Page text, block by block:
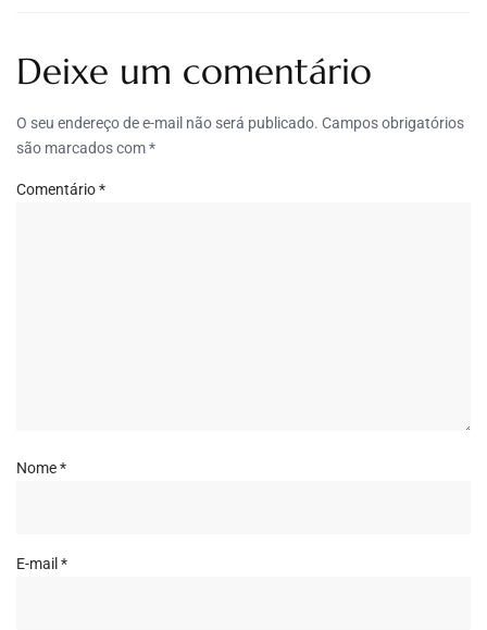
Deixe um comentário
O seu endereço de e-mail não será publicado. Campos obrigatórios
são marcados com*
Comentário*
Nome*
E-mail *